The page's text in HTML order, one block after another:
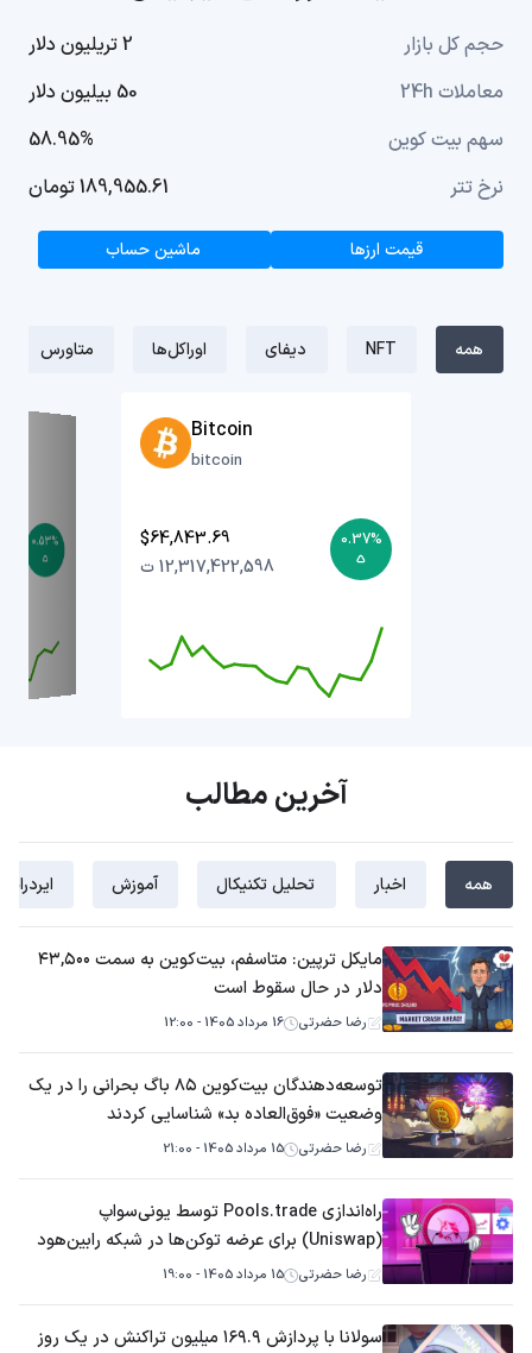
حجم کل بازار
2 تریلیون دلار
معاملات 24h
50 بیلیون دلار
سهم بیت کوین
58.95%
نرخ تتر
189,955.61 تومان
قیمت ارزها ماشین حساب
همه NFT دیفای اوراکل‌ها متاورس
Bitcoin
bitcoin
0.37%
$64,843.69
12,317,422,598 ت
0.53%
آخرین مطالب
همه اخبار تحلیل تکنیکال آموزش ایردراپ
مایکل ترپین: متاسفم، بیت‌کوین به سمت ۴۳,۵۰۰
دلار در حال سقوط است
رضا حضرتی 16 مرداد 1405 - 12:00
توسعه‌دهندگان بیت‌کوین ۸۵ باگ بحرانی را در یک
وضعیت «فوق‌العاده بد» شناسایی کردند
رضا حضرتی 15 مرداد 1405 - 21:00
راه‌اندازی Pools.trade توسط یونی‌سواپ
(Uniswap) برای عرضه توکن‌ها در شبکه رابین‌هود
(Robinhood Chain) رضا حضرتی 15 مرداد 1405 - 19:00
سولانا با پردازش ۱۶۹.۹ میلیون تراکنش در یک روز